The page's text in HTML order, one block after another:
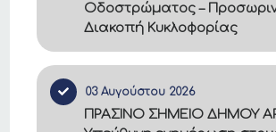
Οδοστρώματος –
Διακοπή Κυκλοφορίας
03 Αυγούστου 2026
ΠΡΑΣΙΝΟ ΣΗΜΕΙΟ ΔΗΜΟΥ